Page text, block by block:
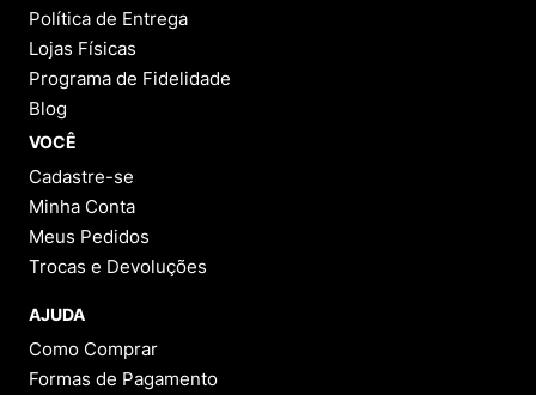
Política de Entrega
Lojas Físicas
Programa de Fidelidade
Blog
VOCÊ
Cadastre-se
Minha Conta
Meus Pedidos
Trocas e Devoluções
AJUDA
Como Comprar
Formas de Pagamento